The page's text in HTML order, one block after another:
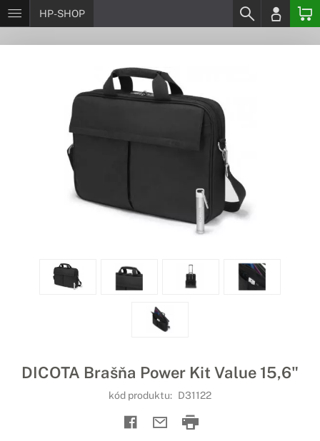
HP-SHOP
DICOTA Brašňa Power Kit Value 15,6"
kód produktu: D31122